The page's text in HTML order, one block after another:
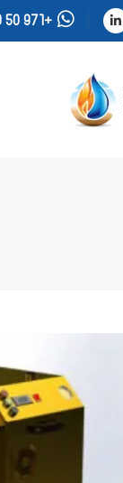
+971 50 5097419